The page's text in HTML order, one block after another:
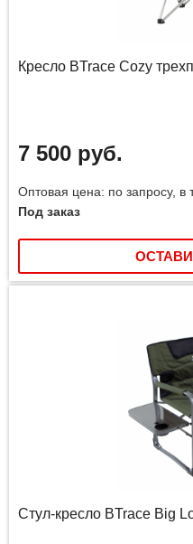
Кресло BTrace Сozy
7 500 руб.
Оптовая цена: по запросу, в
Под заказ
Стул-кресло BTrace Big